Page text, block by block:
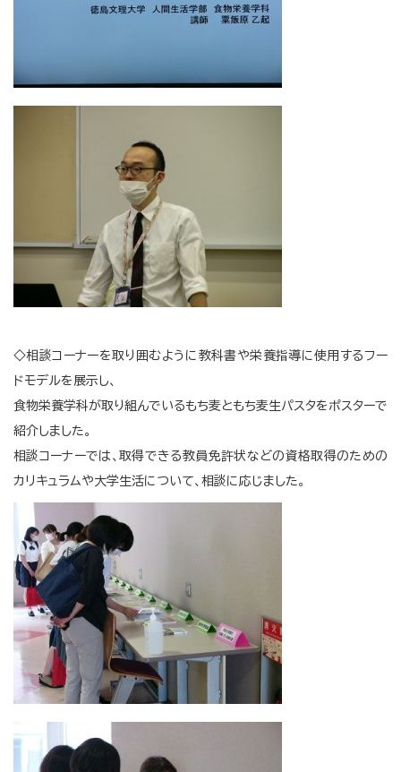
◇相談コーナーを取り囲むように教科書や栄養指導に使用するフー
ドモデルを展示し、
食物栄養学科が取り組んでいるもち麦ともち麦生パスタをポスターで
紹介しました。
相談コーナーでは、取得できる教員免許状などの資格取得のための
カリキュラムや大学生活について、相談に応じました。